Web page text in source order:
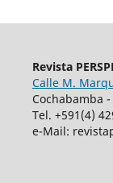
Revista
Calle M.
Cochabamba
Tel. +591(4)
e-Mail: